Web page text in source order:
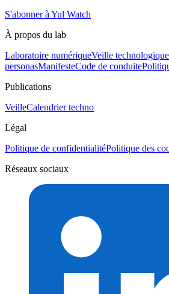
S'abonner à Yul Watch
À propos du lab
Laboratoire numériqueVeille technologique
personasManifesteCode de conduite
Publications
VeilleCalendrier techno
Légal
Politique de confidentialitéPolitique des
Réseaux sociaux